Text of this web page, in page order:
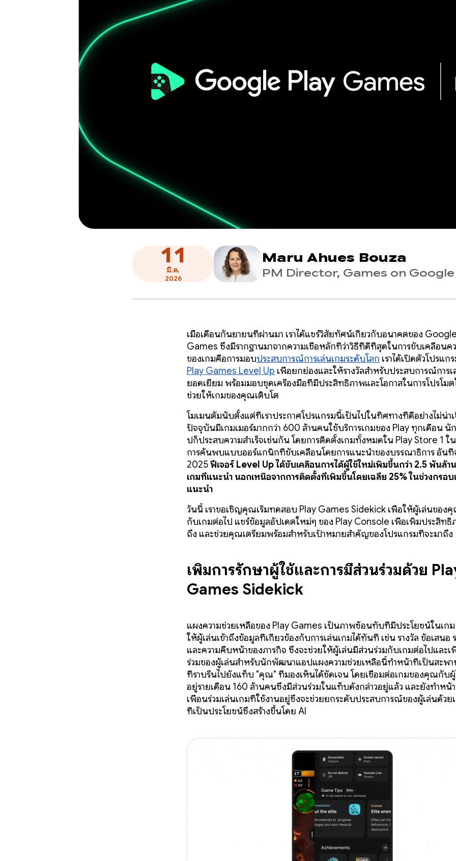
11
มี.ค.
2026
Maru Ahues Bouza
PM Director, Games on Google
เมื่อเดือนกันยายนที่ผ่านมา เราได้แชร์วิสัยทัศน์เกี่ยวกับอนาคตของ
Games ซึ่งมีรากฐานมาจากความเชื่อหลักที่ว่าวิธีที่ดีที่สุดในการขับเคลื่อนคว
ของเกมคือการมอบประสบการณ์การเล่นเกมระดับโลก เราได้เปิดตัวโปรแก
Play Games Level Up เพื่อยกย่องและให้รางวัลสำหรับประสบการณ์การ
ยอดเยี่ยม พร้อมมอบชุดเครื่องมือที่มีประสิทธิภาพและโอกาสในการโปรโม
ช่วยให้เกมของคุณเติบโต
โมเมนตัมนับตั้งแต่ที่เราประกาศโปรแกรมนี้เป็นไปในทิศทางที่ดีอย่างไม่น่า
ปัจจุบันมีเกมเมอร์มากกว่า 600 ล้านคนใช้บริการเกมของ Play ทุกเดือน
ปก็ประสบความสำเร็จเช่นกัน โดยการติดตั้งเกมทั้งหมดใน Play Store 1 ใ
การค้นพบแบบออร์แกนิกที่ขับเคลื่อนโดยการแนะนำของบรรณาธิการ อันที่
2025ฟีเจอร์ Level Up ได้ขับเคลื่อนการได้ผู้ใช้ใหม่เพิ่มขึ้นกว่า 2.5 พันล้า
เกมที่แนะนำ นอกเหนือจากการติดตั้งที่เพิ่มขึ้นโดยเฉลี่ย 25% ในช่วงกรอบเ
แนะนำ
วันนี้ เราขอเชิญคุณเริ่มทดสอบ Play Games Sidekick เพื่อให้ผู้เล่นของ
กับเกมต่อไป แชร์ข้อมูลอัปเดตใหม่ๆ ของ Play Console เพื่อเพิ่มประสิทธิภ
ถึง และช่วยคุณเตรียมพร้อมสำหรับเป้าหมายสำคัญของโปรแกรมที่จะมาถึง
เพิ่มการรักษาผู้ใช้และการมีส่วนร่วมด้วย
Games Sidekick
แผงความช่วยเหลือของ Play Games เป็นภาพซ้อนทับที่มีประโยชน์ในเกม
ให้ผู้เล่นเข้าถึงข้อมูลที่เกี่ยวข้องกับการเล่นเกมได้ทันที เช่น รางวัล ข้อเสนอ
และความคืบหน้าของภารกิจ ซึ่งจะช่วยให้ผู้เล่นมีส่วนร่วมกับเกมต่อไปและเ
ร่วมของผู้เล่นสำหรับนักพัฒนาแอปแผงความช่วยเหลือนี้ทำหน้าที่เป็นสะพา
ที่ราบรื่นไปยังแท็บ "คุณ" ที่มองเห็นได้ชัดเจน โดยเชื่อมต่อเกมของคุณกับผู้
อยู่รายเดือน 160 ล้านคนซึ่งมีส่วนร่วมในแท็บดังกล่าวอยู่แล้ว และยังทำหน้
เพื่อนร่วมเล่นเกมที่ใช้งานอยู่ซึ่งจะช่วยยกระดับประสบการณ์ของผู้เล่นด้วย
ที่เป็นประโยชน์ซึ่งสร้างขึ้นโดย AI